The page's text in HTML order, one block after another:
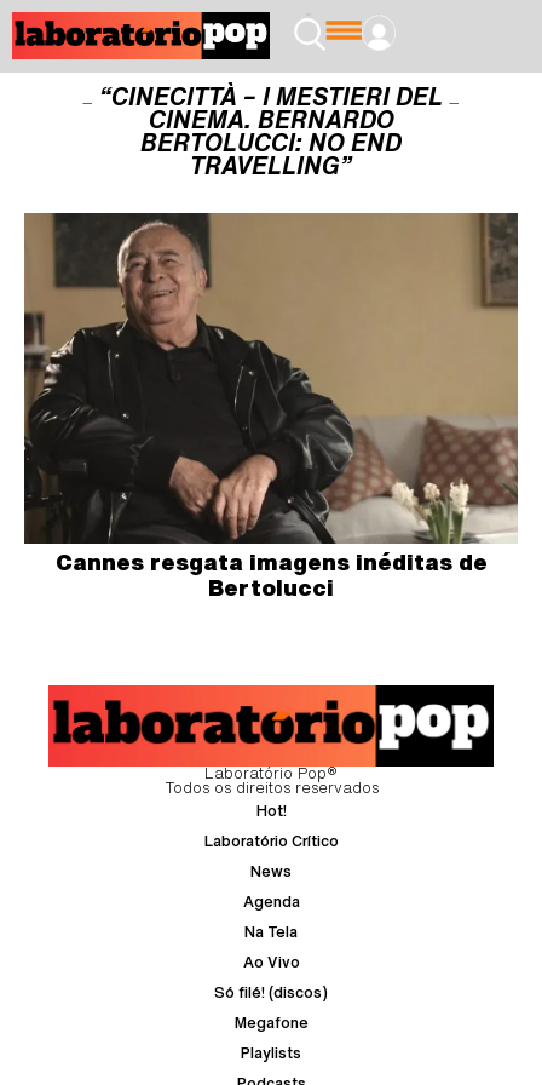
“CINECITTÀ – I MESTIERI DEL
CINEMA. BERNARDO
BERTOLUCCI: NO END
TRAVELLING”
Cannes resgata imagens inéditas de
Bertolucci
Laboratório Pop®
Todos os direitos reservados
Hot!
Laboratório Crítico
News
Agenda
Na Tela
Ao Vivo
Só filé! (discos)
Megafone
Playlists